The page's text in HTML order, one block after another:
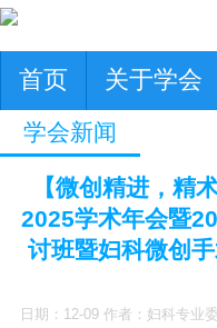
首页 关于学会
学会新闻
【微创精进，精
2025学术年会暨
讨班暨妇科微创
日期：12-09 作者：妇科专业